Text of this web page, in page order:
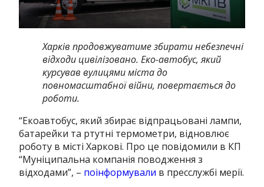
Харків продовжуватиме збирати небезпечні
відходи цивілізовано.Еко-автобус, який
курсував вулицями міста до
повномасштабної війни, повертається до
роботи.
“Екоавтобус, який збирає відпрацьовані лампи,
батарейки та ртутні термометри, відновлює
роботу в місті Харкові. Про це повідомили в КП
“Муніципальна компанія поводження з
відходами”, – поінформували в пресслужбі мерії.